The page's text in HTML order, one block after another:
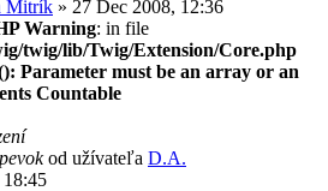
Mitrík » 27 Dec 2008, 12:36
Warning: in file
twig/lib/Twig/Extension/Core.php
Parameter must be an array or an
Countable
od užívateľa D.A.